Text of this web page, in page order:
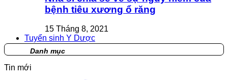
bệnh tiêu xương ổ răng
15 Tháng 8, 2021
Tuyển sinh Y Dược
Danh mục
Tin mới